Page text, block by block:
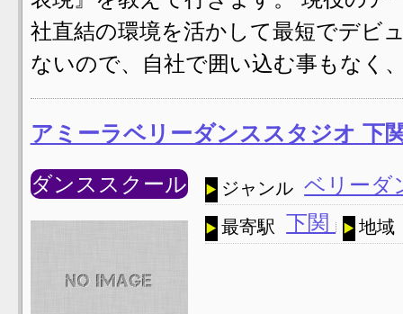
社直結の環境を活かして最短でデビ
ないので、自社で囲い込む事もな
アミーラベリーダンススタジオ 下
ダンススクール ジャンル ベリーダ
最寄駅 下関 地域